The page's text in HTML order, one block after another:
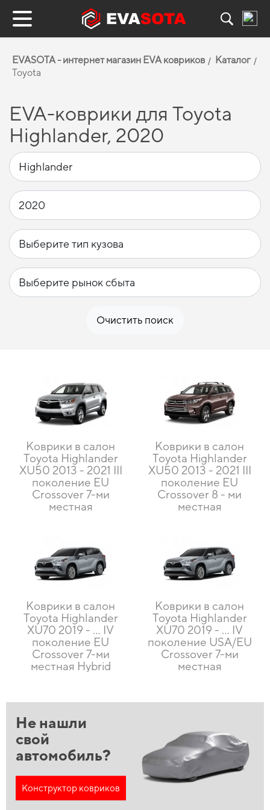
EVASOTA - интернет магазин EVA ковриков
Каталог
Toyota
EVA-коврики для Toyota
Highlander, 2020
Очистить поиск
Коврики в салон
Toyota Highlander
XU50 2013 - 2021 III
поколение EU
Crossover 7-ми
местная
Коврики в салон
Toyota Highlander
XU50 2013 - 2021 III
поколение EU
Crossover 8 - ми
местная
Коврики в салон
Toyota Highlander
XU70 2019 - … IV
поколение EU
Crossover 7-ми
местная Hybrid
Коврики в салон
Toyota Highlander
XU70 2019 - … IV
поколение USA/EU
Crossover 7-ми
местная
Не нашли
свой
автомобиль?
Конструктор ковриков